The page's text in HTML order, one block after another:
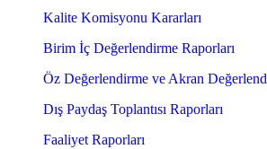
Kalite Komisyonu Kararları
Birim İç Değerlendirme Raporları
Öz Değerlendirme ve Akran
Dış Paydaş Toplantısı Raporları
Faaliyet Raporları